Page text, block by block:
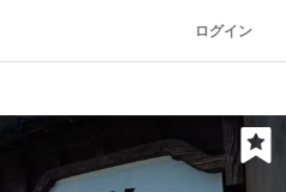
ログイン